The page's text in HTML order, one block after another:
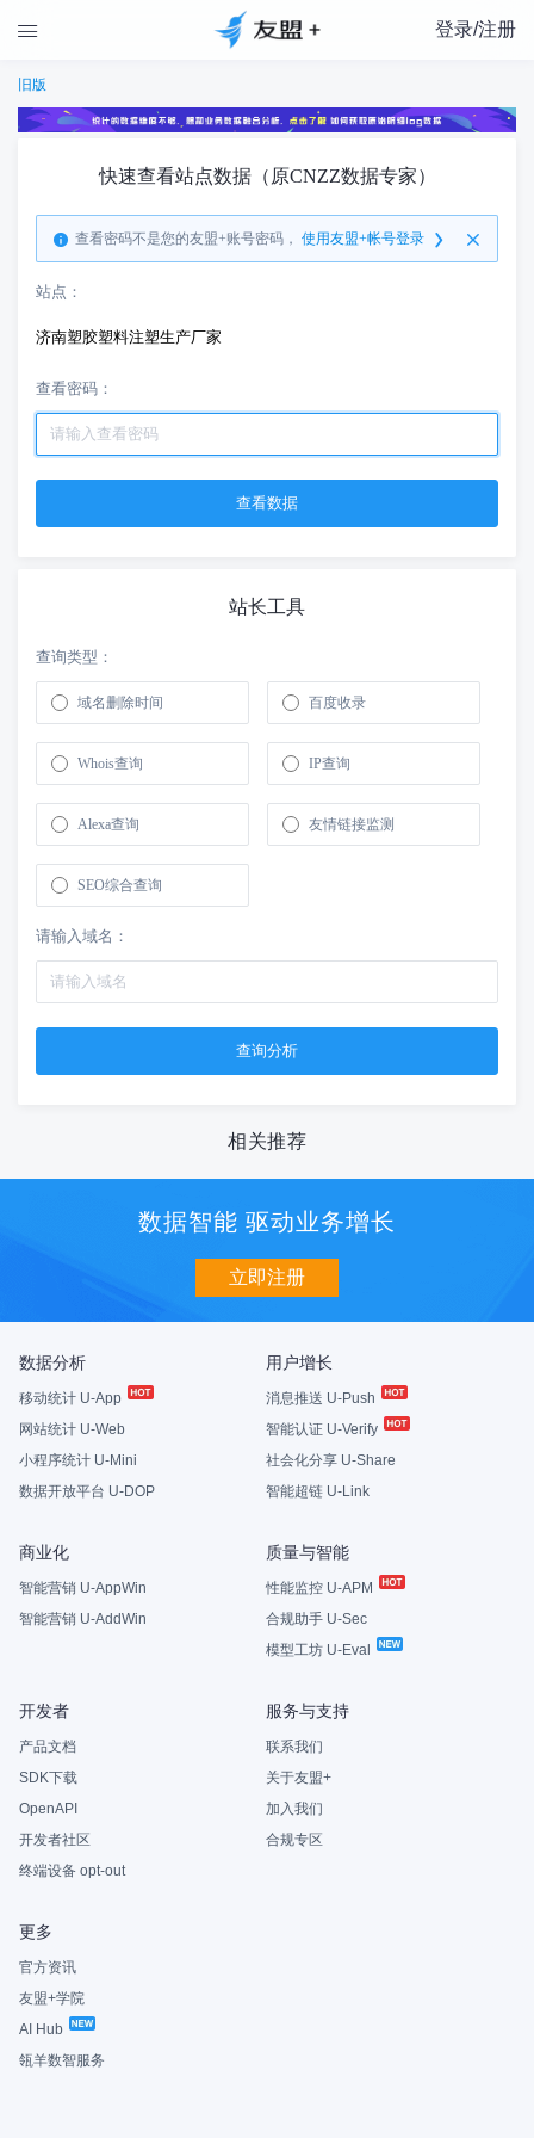
 登录/注册
旧版
快速查看站点数据（原CNZZ数据专家）
查看密码不是您的友盟+账号密码， 使用友盟+帐号登录
站点：
济南塑胶塑料注塑生产厂家
查看密码：
站长工具
查询类型：
域名删除时间 百度收录
Whois查询 IP查询
Alexa查询 友情链接监测
SEO综合查询
请输入域名：
相关推荐
数据智能 驱动业务增长
立即注册
数据分析
移动统计 U-App
网站统计 U-Web
小程序统计 U-Mini
数据开放平台 U-DOP
用户增长
消息推送 U-Push
智能认证 U-Verify
社会化分享 U-Share
智能超链 U-Link
商业化
智能营销 U-AppWin
智能营销 U-AddWin
质量与智能
性能监控 U-APM
合规助手 U-Sec
模型工坊 U-Eval
开发者
产品文档
SDK下载
OpenAPI
开发者社区
终端设备 opt-out
服务与支持
联系我们
关于友盟+
加入我们
合规专区
更多
官方资讯
友盟+学院
AI Hub
瓴羊数智服务